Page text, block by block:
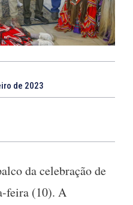
de 2023
da celebração de
feira (10). A